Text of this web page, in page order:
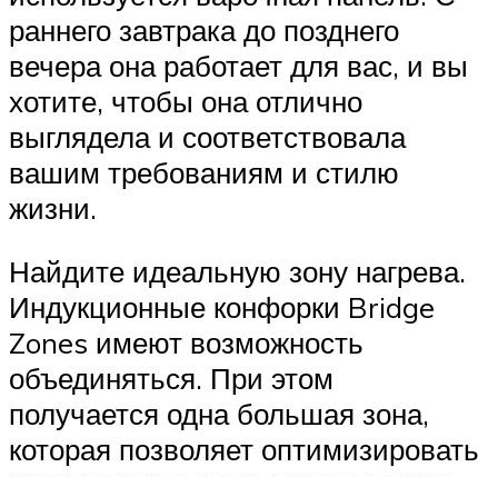
раннего завтрака до позднего
вечера она работает для вас, и вы
хотите, чтобы она отлично
выглядела и соответствовала
вашим требованиям и стилю
жизни.
Найдите идеальную зону нагрева.
Индукционные конфорки Bridge
Zones имеют возможность
объединяться. При этом
получается одна большая зона,
которая позволяет оптимизировать